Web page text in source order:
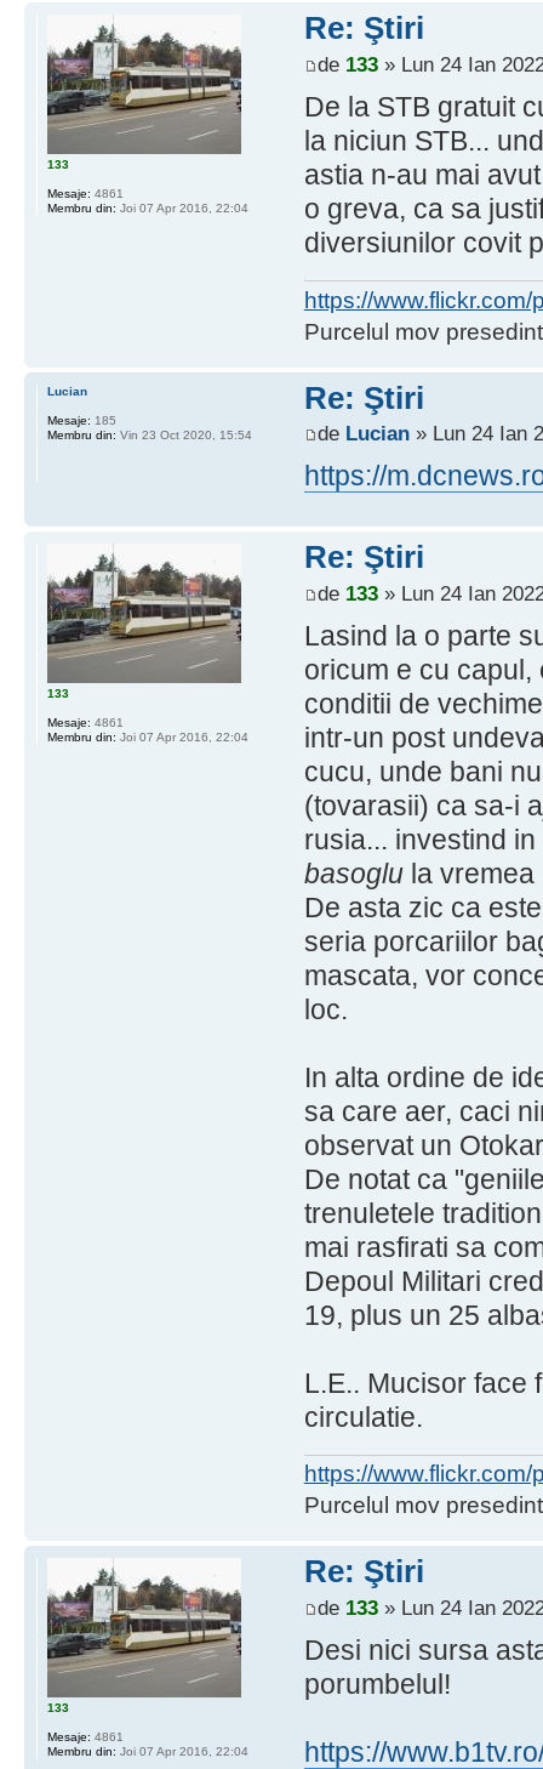
Re: Ştiri
de 133» Lun 24 Ian
De la STB gratuit
la niciun STB...
astia n-au mai
o greva, ca sa
diversiunilor covit
https://
Purcelul mov
133
Mesaje: 4861
Membru din: Joi 07 Apr 2016, 22:04
Re: Ştiri
de Lucian» Lun 24 Ian
https://
Lucian
Mesaje: 185
Membru din: Vin 23 Oct 2020, 15:54
Re: Ştiri
de 133» Lun 24 Ian
Lasind la o parte
oricum e cu
conditii de
intr-un post
cucu, unde bani
(tovarasii) ca sa-i
rusia... investind
basoglula vremea
De asta zic ca
seria porcariilor
mascata, vor
loc.
In alta ordine de
sa care aer, caci
observat un
De notat ca
trenuletele
mai rasfirati sa
Depoul Militari
19, plus un 25
L.E.. Mucisor face
circulatie.
https://
Purcelul mov
133
Mesaje: 4861
Membru din: Joi 07 Apr 2016, 22:04
Re: Ştiri
de 133» Lun 24 Ian
Desi nici sursa
porumbelul!
https://
133
Mesaje: 4861
Membru din: Joi 07 Apr 2016, 22:04